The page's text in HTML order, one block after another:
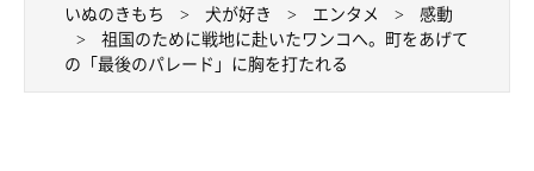
いぬのきもち 犬が好き エンタメ
感動
祖国のために戦地に赴いたワンコへ。町をあげて
の「最後のパレード」に胸を打たれる